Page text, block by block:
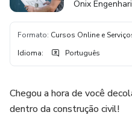
Ônix
Formato: Cursos Online e
Idioma: Português
Chegou a hora de você
dentro da construção civil!